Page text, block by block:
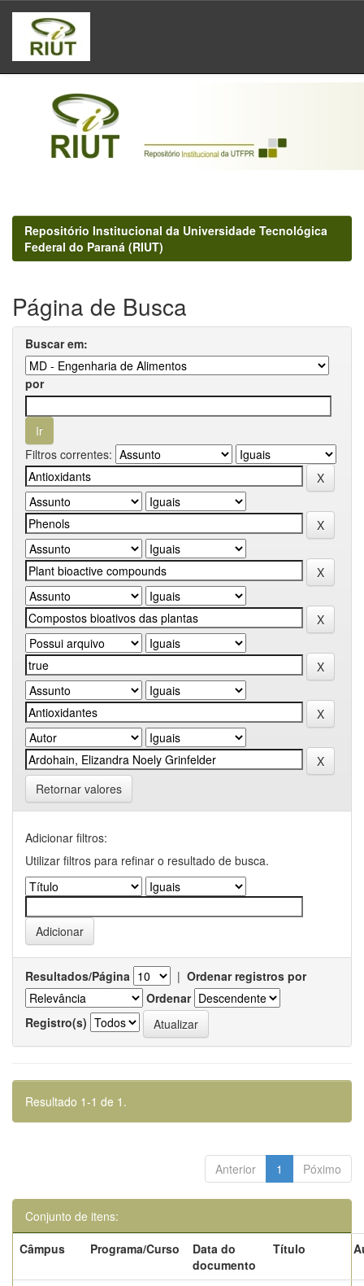
Skip
navigation
Repositório Institucional da Universidade Tecnológica
Federal do Paraná (RIUT)
Página de Busca
Buscar em:
por
Filtros correntes:
Retornar valores
Adicionar filtros:
Utilizar filtros para refinar o resultado de busca.
Resultados/Página | Ordenar registros por
Ordenar
Registro(s)
Resultado 1-1 de 1.
Anterior 1 Póximo
Conjunto de itens:
Câmpus
Programa/Curso
Data do
documento
Título